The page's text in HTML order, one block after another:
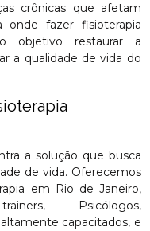
crônicas que afetam
onde fazer fisioterapia
objetivo restaurar a
a qualidade de vida do
a solução que busca
de vida. Oferecemos
em Rio de Janeiro,
Psicólogos,
capacitados, e